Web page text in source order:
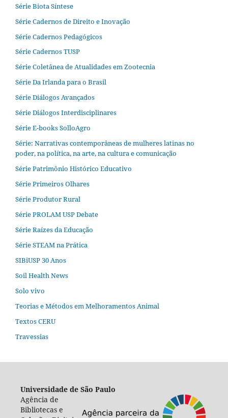
Série Biota Síntese
Série Cadernos de Direito e Inovação
Série Cadernos Pedagógicos
Série Cadernos TUSP
Série Coletânea de Atualidades em Zootecnia
Série Da Irlanda para o Brasil
Série Diálogos Avançados
Série Diálogos Interdisciplinares
Série E-books SolloAgro
Série: Narrativas contemporâneas de mulheres latinas no
poder, na política, na arte, na cultura e comunicação
Série Patrimônio Histórico Educativo
Série Primeiros Olhares
Série Produtor Rural
Série PROLAM USP Debate
Série Raízes da Educação
Série STEAM na Prática
SIBiUSP 30 Anos
Soil Health News
Solo vivo
Teorias e Métodos em Melhoramentos Animal
Textos CERU
Travessias
Universidade de São Paulo
Agência de
Bibliotecas e